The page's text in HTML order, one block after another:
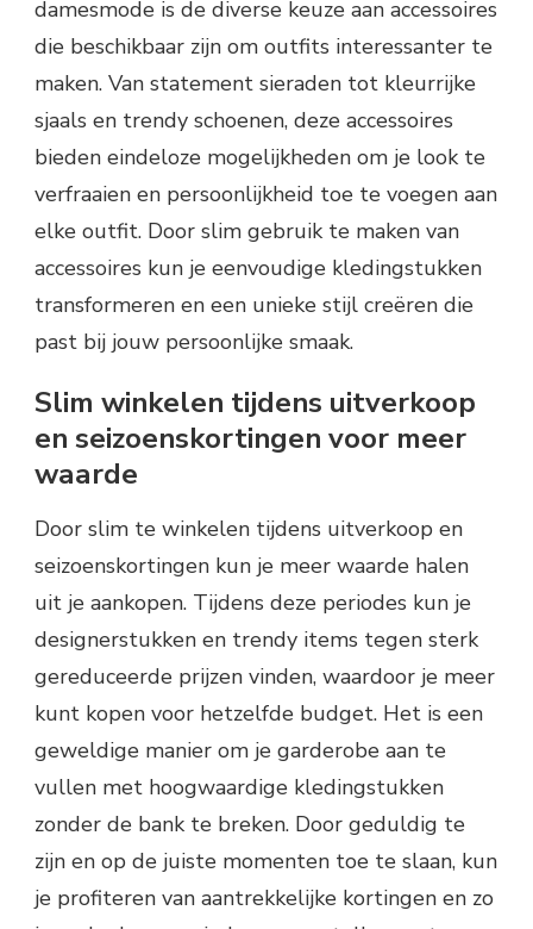
damesmode is de diverse keuze aan accessoires
die beschikbaar zijn om outfits interessanter te
maken. Van statement sieraden tot kleurrijke
sjaals en trendy schoenen, deze accessoires
bieden eindeloze mogelijkheden om je look te
verfraaien en persoonlijkheid toe te voegen aan
elke outfit. Door slim gebruik te maken van
accessoires kun je eenvoudige kledingstukken
transformeren en een unieke stijl creëren die
past bij jouw persoonlijke smaak.
Slim winkelen tijdens uitverkoop
en seizoenskortingen voor meer
waarde
Door slim te winkelen tijdens uitverkoop en
seizoenskortingen kun je meer waarde halen
uit je aankopen. Tijdens deze periodes kun je
designerstukken en trendy items tegen sterk
gereduceerde prijzen vinden, waardoor je meer
kunt kopen voor hetzelfde budget. Het is een
geweldige manier om je garderobe aan te
vullen met hoogwaardige kledingstukken
zonder de bank te breken. Door geduldig te
zijn en op de juiste momenten toe te slaan, kun
je profiteren van aantrekkelijke kortingen en zo